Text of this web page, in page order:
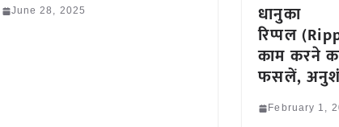
June 28, 2025 धानुका
रिप्पल
काम करने
फसलें,
February 1,